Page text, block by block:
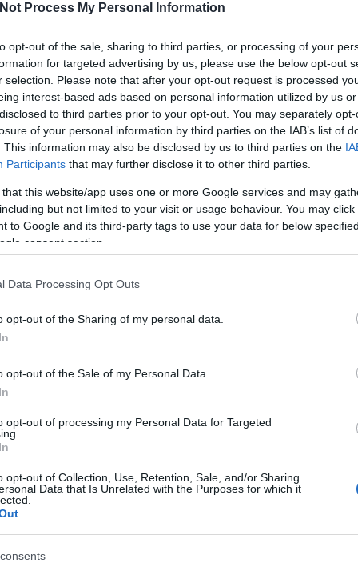
Process My Personal Information
opt-out of the sale, sharing to third parties, or processing of your
for targeted advertising by us, please use the below opt-out
selection. Please note that after your opt-out request is processed
interest-based ads based on personal information utilized by us
to third parties prior to your opt-out. You may separately
of your personal information by third parties on the IAB’s list of
This information may also be disclosed by us to third parties on the
Participants that may further disclose it to other third parties.
that this website/app uses one or more Google services and may
but not limited to your visit or usage behaviour. You may
to Google and its third-party tags to use your data for below
consent section.
Data Processing Opt Outs
opt-out of the Sharing of my personal data.
opt-out of the Sale of my Personal Data.
opt-out of processing my Personal Data for Targeted
opt-out of Collection, Use, Retention, Sale, and/or Sharing
Data that Is Unrelated with the Purposes for which it
a töréseket vajon szándékosan okozta egy másik
a halál okai. A közép és a felső pleisztocén
ragadozók támadása miatt érte gyakran koponyai és
vetették alá, amely alapján a Materialise
az 1108 szeletből elkészített virtuális 3D
törésszögek és a sebesülés alakjának pontos
A fiatal felnőtt koponyáján lévő két törés formája,
kiderült, hogy azokat szemtől szembeni harcban,
a halál beállta előtt okozta egy másik előember. A
hiánya, a perimortem (közvetlenül a halál előtti vagy
törést a sérülés körüli puha szövetekre utaló jelek
a gyilkossági szándékot.